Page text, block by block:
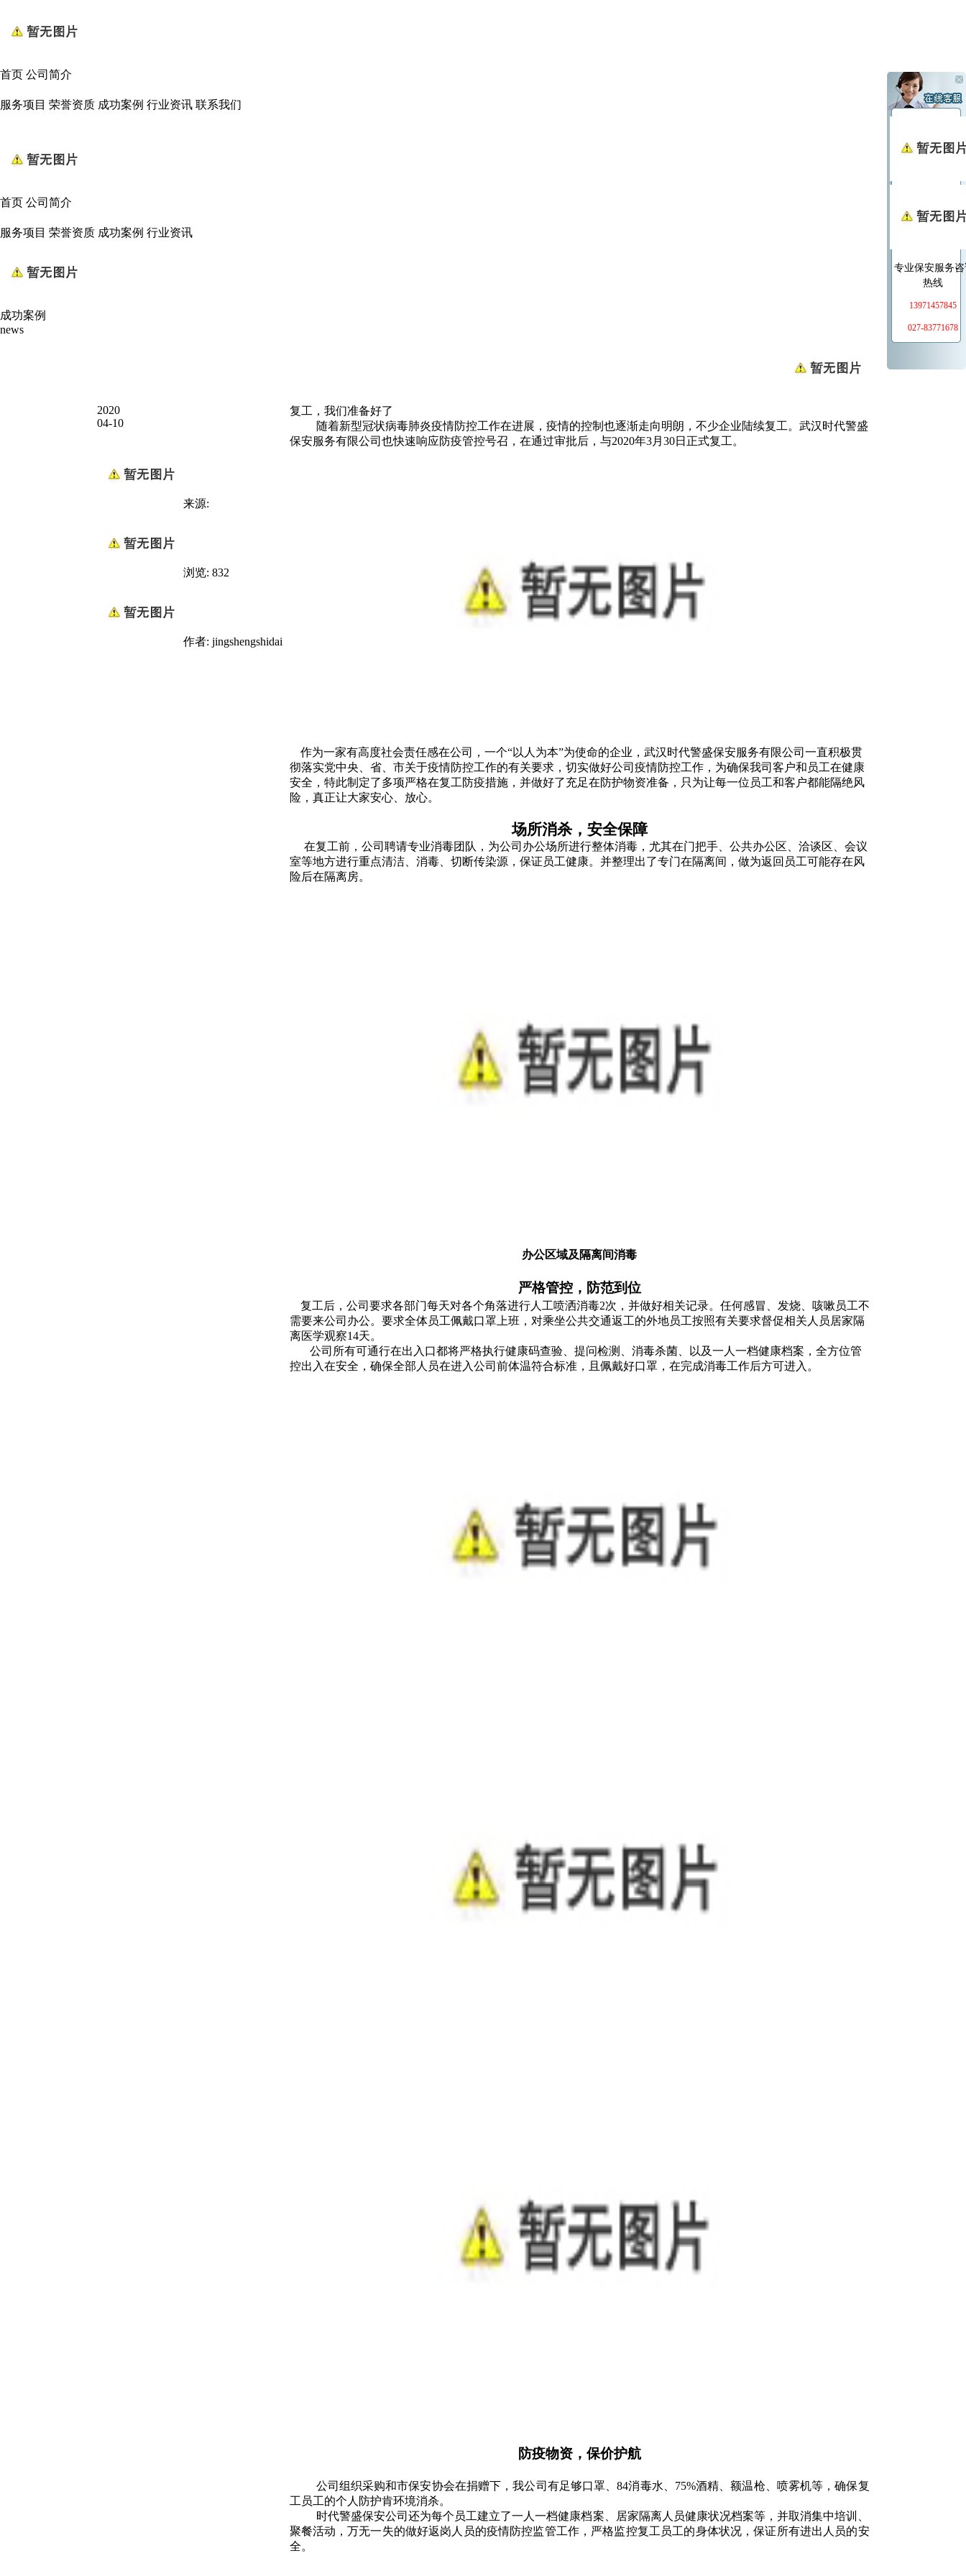
首页 公司简介
服务项目 荣誉资质 成功案例 行业资讯 联系我们
首页 公司简介
服务项目 荣誉资质 成功案例 行业资讯
成功案例
news
2020
04-10
来源:
浏览: 832
作者: jingshengshidai
复工，我们准备好了
随着新型冠状病毒肺炎疫情防控工作在进展，疫情的控制也逐渐走向明朗，不少企业陆续复工。武汉时代警盛
保安服务有限公司也快速响应防疫管控号召，在通过审批后，与2020年3月30日正式复工。
作为一家有高度社会责任感在公司，一个“以人为本”为使命的企业，武汉时代警盛保安服务有限公司一直积极贯
彻落实党中央、省、市关于疫情防控工作的有关要求，切实做好公司疫情防控工作，为确保我司客户和员工在健康
安全，特此制定了多项严格在复工防疫措施，并做好了充足在防护物资准备，只为让每一位员工和客户都能隔绝风
险，真正让大家安心、放心。
场所消杀，安全保障
在复工前，公司聘请专业消毒团队，为公司办公场所进行整体消毒，尤其在门把手、公共办公区、洽谈区、会议
室等地方进行重点清洁、消毒、切断传染源，保证员工健康。并整理出了专门在隔离间，做为返回员工可能存在风
险后在隔离房。
办公区域及隔离间消毒
严格管控，防范到位
复工后，公司要求各部门每天对各个角落进行人工喷洒消毒2次， 并做好相关记录。任何感冒、发烧、咳嗽员工不
需要来公司办公。要求全体员工佩戴口罩上班，对乘坐公共交通返工的外地员工按照有关要求督促相关人员居家隔
离医学观察14天。
公司所有可通行在出入口都将严格执行健康码查验、提问检测、消毒杀菌、以及一人一档健康档案，全方位管
控出入在安全，确保全部人员在进入公司前体温符合标准，且佩戴好口罩，在完成消毒工作后方可进入。
防疫物资，保价护航
公司组织采购和市保安协会在捐赠下，我公司有足够口罩、84消毒水、75%酒精、额温枪、喷雾机等，确保复
工员工的个人防护肯环境消杀。
时代警盛保安公司还为每个员工建立了一人一档健康档案、居家隔离人员健康状况档案等，并取消集中培训、
聚餐活动，万无一失的做好返岗人员的疫情防控监管工作，严格监控复工员工的身体状况，保证所有进出人员的安
全。
专业保安服务
热线
13971457845
027-83771678